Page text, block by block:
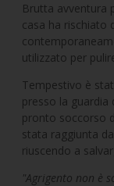
Brutta avventura
casa ha rischiato
utilizzato per
Tempestivo è
presso la
pronto soccorso
stata raggiunta
riuscendo a
"Agrigento non è